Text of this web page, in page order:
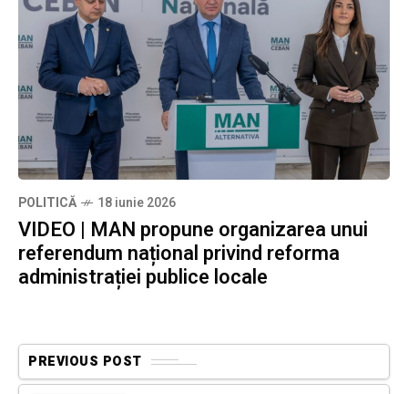
POLITICĂ 18 iunie 2026
VIDEO | MAN propune organizarea unui
referendum național privind reforma
administrației publice locale
PREVIOUS POST